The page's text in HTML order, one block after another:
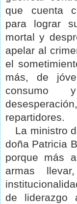
que cuenta
para lograr
mortal y
apelar al
el
más, de
consumo
desesperación,
repartidores.
La ministro
doña Patricia
porque más
armas
de liderazgo